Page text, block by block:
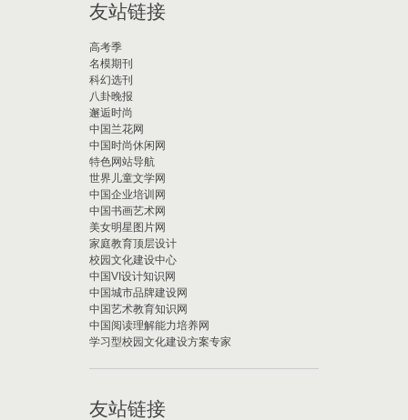
友站链接
高考季
名模期刊
科幻选刊
八卦晚报
邂逅时尚
中国兰花网
中国时尚休闲网
特色网站导航
世界儿童文学网
中国企业培训网
中国书画艺术网
美女明星图片网
家庭教育顶层设计
校园文化建设中心
中国VI设计知识网
中国城市品牌建设网
中国艺术教育知识网
中国阅读理解能力培养网
学习型校园文化建设方案专家
友站链接